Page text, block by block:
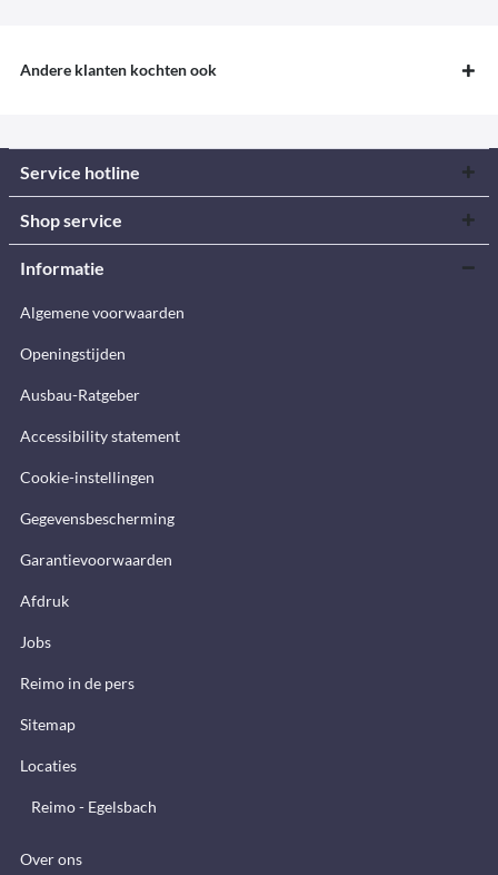
Andere klanten kochten ook
Service hotline
Shop service
Informatie
Algemene voorwaarden
Openingstijden
Ausbau-Ratgeber
Accessibility statement
Cookie-instellingen
Gegevensbescherming
Garantievoorwaarden
Afdruk
Jobs
Reimo in de pers
Sitemap
Locaties
Reimo - Egelsbach
Over ons